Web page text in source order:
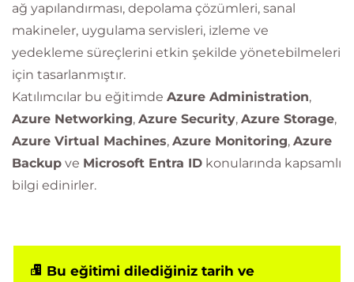
ağ yapılandırması, depolama çözümleri, sanal
makineler, uygulama servisleri, izleme ve
yedekleme süreçlerini etkin şekilde yönetebilmeleri
için tasarlanmıştır.
Katılımcılar bu eğitimde Azure Administration,
Azure Networking, Azure Security, Azure Storage,
Azure Virtual Machines, Azure Monitoring, Azure
Backup ve Microsoft Entra ID konularında kapsamlı
bilgi edinirler.
Bu eğitimi dilediğiniz tarih ve